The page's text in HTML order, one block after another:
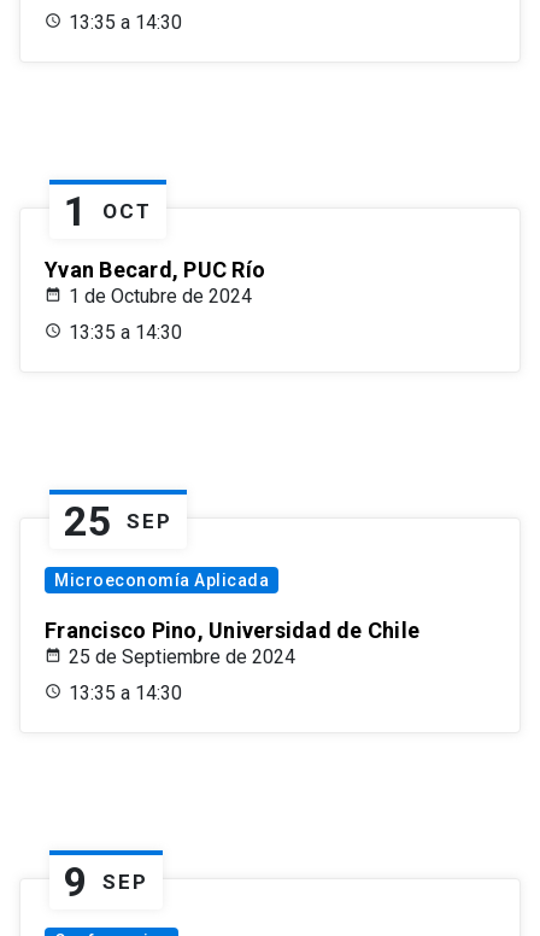
13:35 a 14:30
1 OCT
Yvan Becard, PUC Río
1 de Octubre de 2024
13:35 a 14:30
25 SEP
Microeconomía Aplicada
Francisco Pino, Universidad de Chile
25 de Septiembre de 2024
13:35 a 14:30
9 SEP